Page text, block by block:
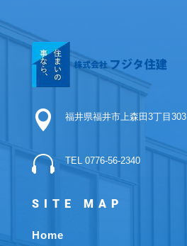
 福井県福井市上森田3丁目303
 TEL 0776-56-2340
SITE MAP
Home